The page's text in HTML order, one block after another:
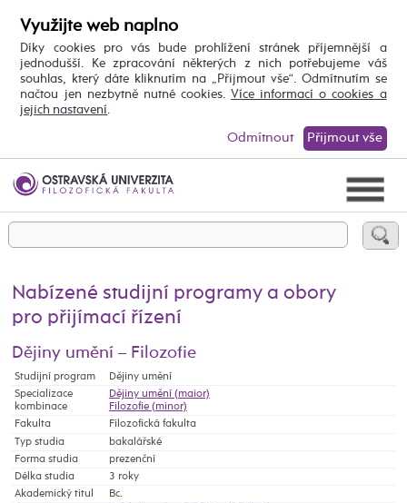
Využijte web naplno
Díky cookies pro vás bude prohlížení stránek příjemnější a
jednodušší. Ke zpracování některých z nich potřebujeme váš
souhlas, který dáte kliknutím na „Přijmout vše“. Odmítnutím se
načtou jen nezbytně nutné cookies.Více informací o cookies a
jejich nastavení
Přijmout vše
Odmítnout
Nabízené studijní programy a obory
pro přijímací řízení
Dějiny umění – Filozofie
Studijní program
Dějiny umění
Specializace
kombinace
Dějiny umění (maior)
Filozofie (minor)
Fakulta
Filozofická fakulta
Typ studia
bakalářské
Forma studia
prezenční
Délka studia
3 roky
Akademický titul
Bc.